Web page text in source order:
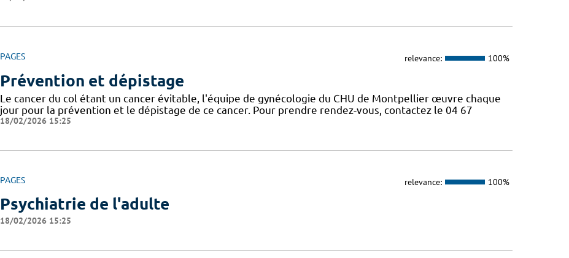
PAGES relevance: 100%
Prévention et dépistage
Le cancer du col étant un cancer évitable, l'équipe de gynécologie du CHU de Montpellier œuvre chaque
jour pour la prévention et le dépistage de ce cancer. Pour prendre rendez-vous, contactez le 04 67
18/02/2026 15:25
PAGES relevance: 100%
Psychiatrie de l'adulte
18/02/2026 15:25